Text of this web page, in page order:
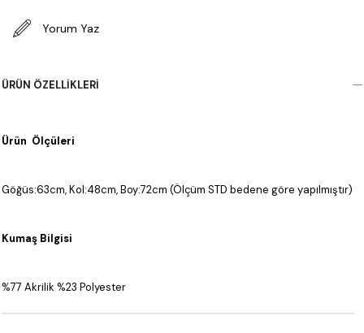
Yorum Yaz
ÜRÜN ÖZELLIKLERI
Ürün Ölçüleri
Göğüs:63cm, Kol:48cm, Boy:72cm (Ölçüm STD bedene göre yapılmıştır)
Kumaş Bilgisi
%77 Akrilik %23 Polyester